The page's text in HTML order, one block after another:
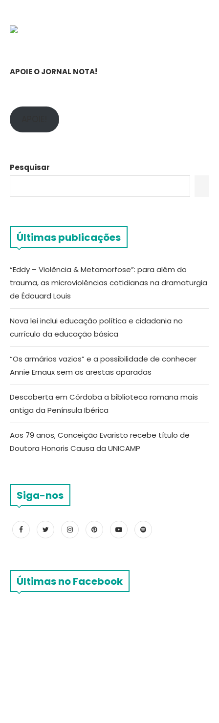
APOIE O JORNAL NOTA!
Pesquisar
Últimas publicações
“Eddy – Violência & Metamorfose”: para além do
trauma, as microviolências cotidianas na dramaturgia
de Édouard Louis
Nova lei inclui educação política e cidadania no
currículo da educação básica
“Os armários vazios” e a possibilidade de conhecer
Annie Ernaux sem as arestas aparadas
Descoberta em Córdoba a biblioteca romana mais
antiga da Península Ibérica
Aos 79 anos, Conceição Evaristo recebe título de
Doutora Honoris Causa da UNICAMP
Siga-nos
Últimas no Facebook